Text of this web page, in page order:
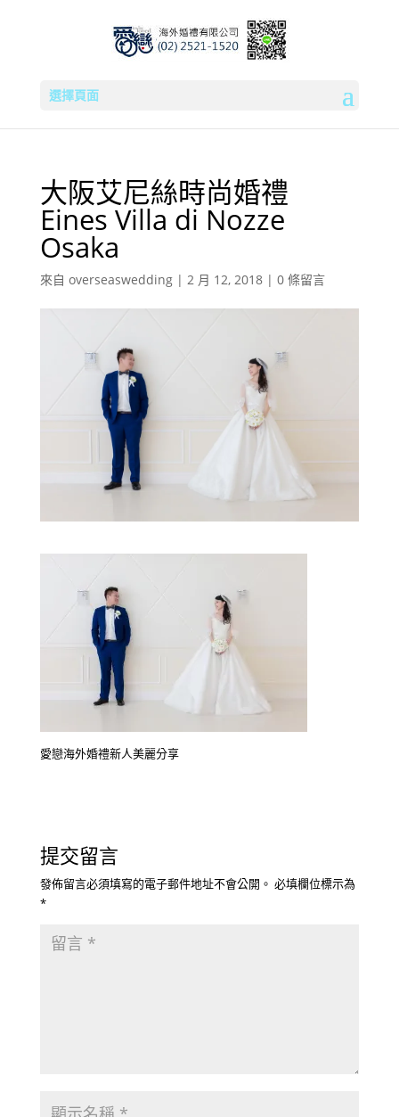
選擇頁面
大阪艾尼絲時尚婚禮
Eines Villa di Nozze
Osaka
來自 overseaswedding| 2 月 12, 2018| 0 條留言
愛戀海外婚禮新人美麗分享
提交留言
發佈留言必須填寫的電子郵件地址不會公開。 必填欄位標示為
*